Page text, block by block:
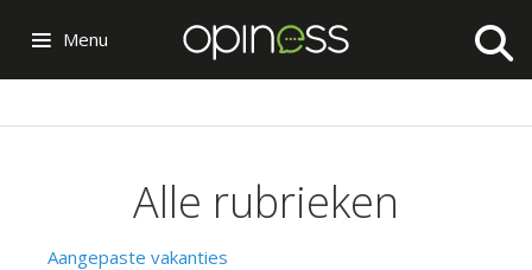
Menu
Alle rubrieken
Aangepaste vakanties